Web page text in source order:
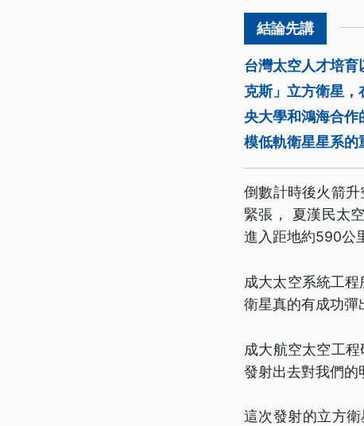
台灣太空人才培
克斯」立方衛星
央大學和鴻海合
模低軌衛星星系的
倒數計時後火箭
緊張， 夏漢民太
進入距地約590公
成大太空系統工
衛星真的有成功彈
成大航空太空工
發射出去對我們的
這次發射的立方